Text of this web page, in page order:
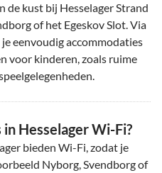
de kust bij Hesselager Strand
of het Egeskov Slot. Via
eenvoudig accommodaties
voor kinderen, zoals ruime
Hesselager Wi-Fi?
bieden Wi-Fi, zodat je
Nyborg, Svendborg of